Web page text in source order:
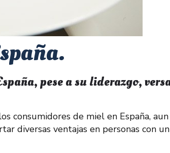
pese a su liderazgo,
consumidores de miel en España,
diversas ventajas en personas con